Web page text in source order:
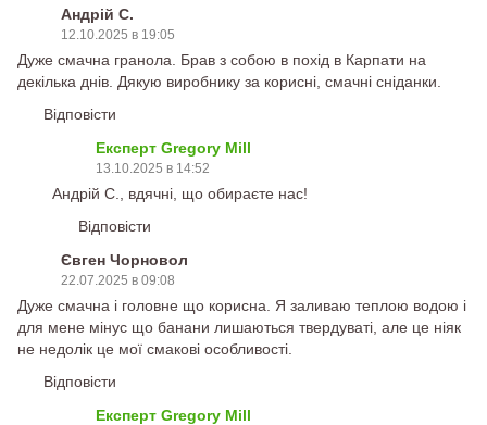
Андрій С.
12.10.2025 в 19:05
Дуже смачна гранола. Брав з собою в похід в Карпати на
декілька днів. Дякую виробнику за корисні, смачні сніданки.
Відповісти
Експерт Gregory Mill
13.10.2025 в 14:52
Андрій С., вдячні, що обираєте нас!
Відповісти
Євген Чорновол
22.07.2025 в 09:08
Дуже смачна і головне що корисна. Я заливаю теплою водою і
для мене мінус що банани лишаються твердуваті, але це ніяк
не недолік це мої смакові особливості.
Відповісти
Експерт Gregory Mill